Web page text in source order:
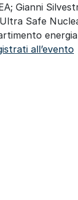
Gianni
Safe
all’evento